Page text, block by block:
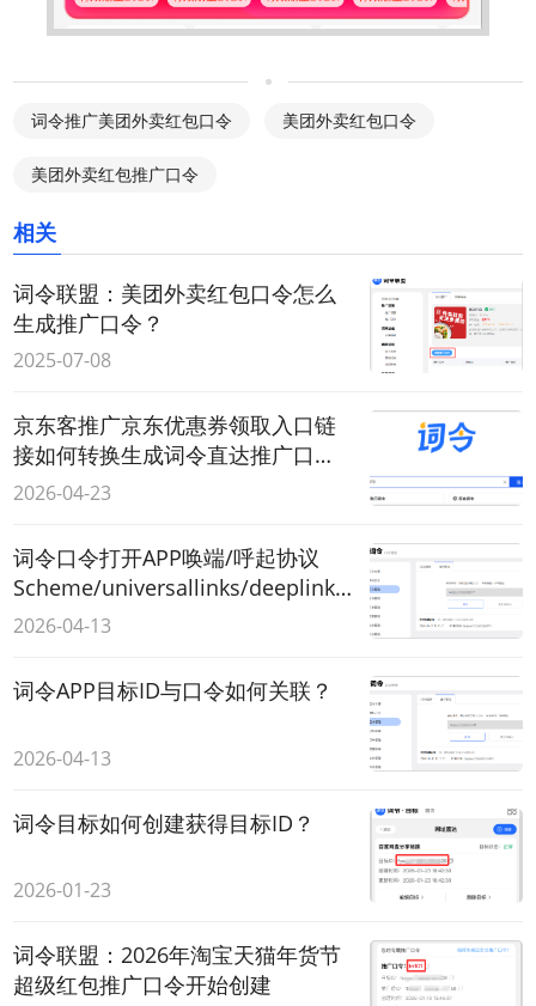
词令推广美团外卖红包口令 美团外卖红包口令
美团外卖红包推广口令
相关
词令联盟：美团外卖红包口令怎么
生成推广口令？
2025-07-08
京东客推广京东优惠券领取入口链
接如何转换生成词令直达推广口
令？
2026-04-23
词令口令打开APP唤端/呼起协议
Scheme/universallinks/deeplink链
接
2026-04-13
词令APP目标ID与口令如何关联？
2026-04-13
词令目标如何创建获得目标ID？
2026-01-23
词令联盟：2026年淘宝天猫年货节
超级红包推广口令开始创建